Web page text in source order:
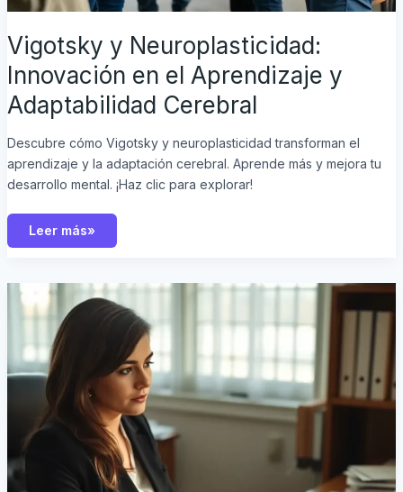
Vigotsky y Neuroplasticidad:
Innovación en el Aprendizaje y
Adaptabilidad Cerebral
Descubre cómo Vigotsky y neuroplasticidad transforman el
aprendizaje y la adaptación cerebral. Aprende más y mejora tu
desarrollo mental. ¡Haz clic para explorar!
Leer más»
¿Qué
la
Violencia
Económica?
Comprende
su
Impacto
Cómo
Superarla